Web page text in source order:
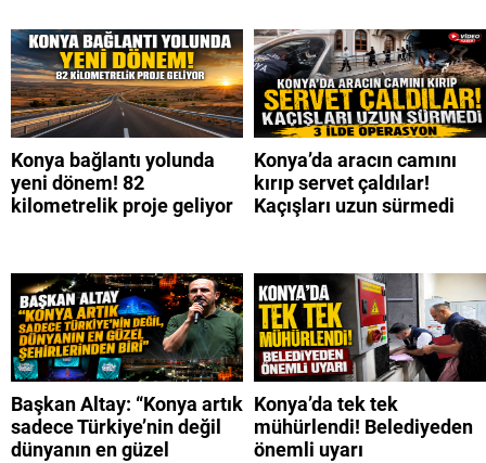
Konya bağlantı yolunda
yeni dönem! 82
kilometrelik proje geliyor
Konya’da aracın camını
kırıp servet çaldılar!
Kaçışları uzun sürmedi
Başkan Altay: “Konya artık
sadece Türkiye’nin değil
dünyanın en güzel
Konya’da tek tek
mühürlendi! Belediyeden
önemli uyarı